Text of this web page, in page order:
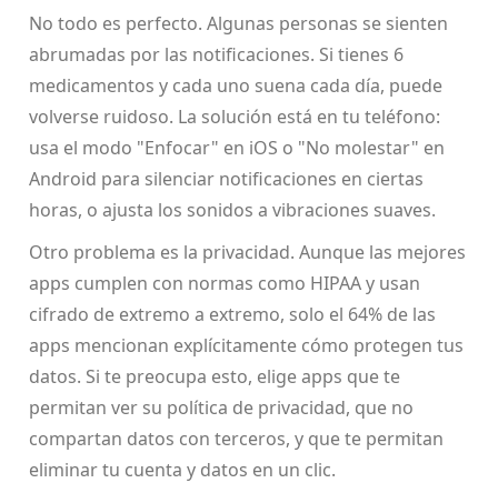
No todo es perfecto. Algunas personas se sienten
abrumadas por las notificaciones. Si tienes 6
medicamentos y cada uno suena cada día, puede
volverse ruidoso. La solución está en tu teléfono:
usa el modo "Enfocar" en iOS o "No molestar" en
Android para silenciar notificaciones en ciertas
horas, o ajusta los sonidos a vibraciones suaves.
Otro problema es la privacidad. Aunque las mejores
apps cumplen con normas como HIPAA y usan
cifrado de extremo a extremo, solo el 64% de las
apps mencionan explícitamente cómo protegen tus
datos. Si te preocupa esto, elige apps que te
permitan ver su política de privacidad, que no
compartan datos con terceros, y que te permitan
eliminar tu cuenta y datos en un clic.